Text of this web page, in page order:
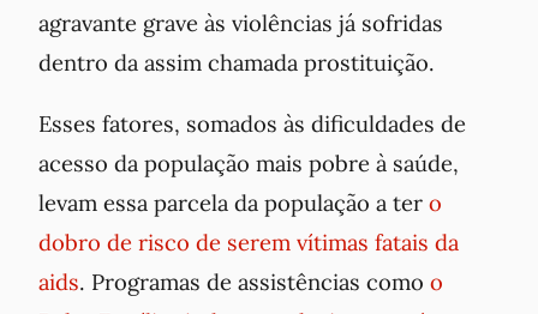
agravante grave às violências já sofridas
dentro da assim chamada prostituição.
Esses fatores, somados às dificuldades de
acesso da população mais pobre à saúde,
levam essa parcela da população a ter o
dobro de risco de serem vítimas fatais da
aids. Programas de assistências como o